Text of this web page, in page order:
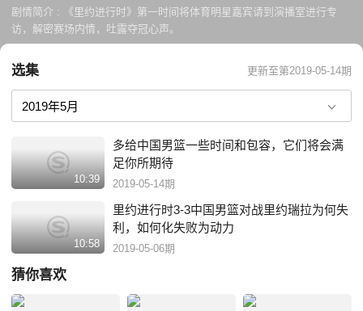
剧情简介 :
《里约进行时》第一时间将体育明星嘉宾请到演播室进行专
访，解密赛场内情，吐露夺冠心声。
选集 更新至第2019-05-14期
10:39
多给中国男篮一些时间和包容，它们将会满
足你所期待
2019-05-14期
10:58
里约进行时3-3中国男篮对战里约瑞拉为何失
利，如何化失败为动力
2019-05-06期
猜你喜欢